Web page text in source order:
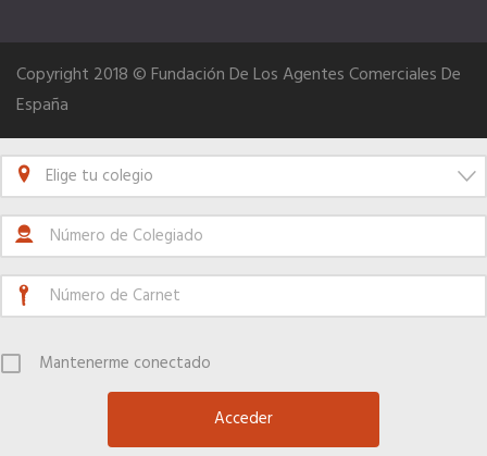
Copyright 2018 © Fundación De Los Agentes Comerciales De
España
Elige tu colegio
Mantenerme conectado